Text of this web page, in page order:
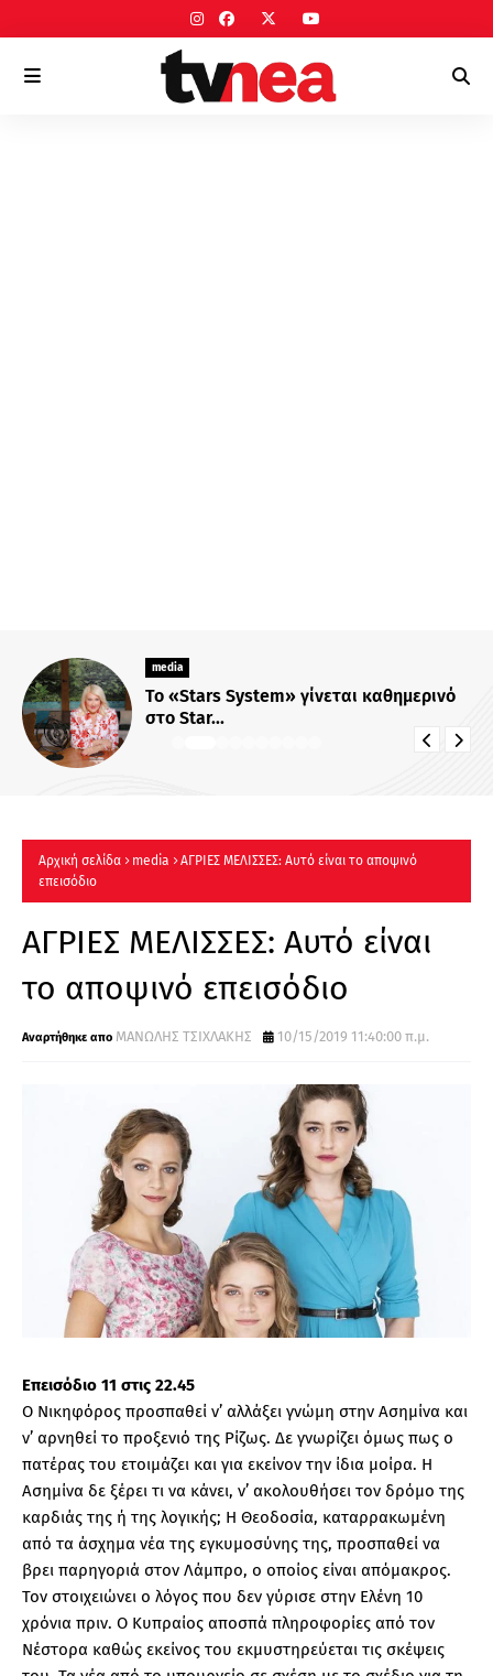
media
Το «Stars System» γίνεται καθημερινό
στο Star...
Αρχική σελίδα media
ΑΓΡΙΕΣ ΜΕΛΙΣΣΕΣ: Αυτό είναι το αποψινό
επεισόδιο
ΑΓΡΙΕΣ ΜΕΛΙΣΣΕΣ: Αυτό είναι
το αποψινό επεισόδιο
ΜΑΝΩΛΗΣ ΤΣΙΧΛΑΚΗΣ 10/15/2019 11:40:00 π.μ.
Επεισόδιο 11 στις 22.45
Ο Νικηφόρος προσπαθεί ν’ αλλάξει γνώμη στην Ασημίνα και
ν’ αρνηθεί το προξενιό της Ρίζως. Δε γνωρίζει όμως πως ο
πατέρας του ετοιμάζει και για εκείνον την ίδια μοίρα. Η
Ασημίνα δε ξέρει τι να κάνει, ν’ ακολουθήσει τον δρόμο της
καρδιάς της ή της λογικής; Η Θεοδοσία, καταρρακωμένη
από τα άσχημα νέα της εγκυμοσύνης της, προσπαθεί να
βρει παρηγοριά στον Λάμπρο, ο οποίος είναι απόμακρος.
Τον στοιχειώνει ο λόγος που δεν γύρισε στην Ελένη 10
χρόνια πριν. Ο Κυπραίος αποσπά πληροφορίες από τον
Νέστορα καθώς εκείνος του εκμυστηρεύεται τις σκέψεις